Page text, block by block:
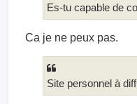
Es-tu capable de
Ca je ne peux pas.
Site personnel à